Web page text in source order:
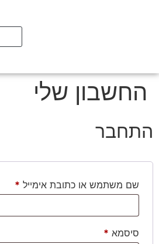
החשבון שלי
התחבר
שם משתמש או כתובת אימייל *
סיסמא *